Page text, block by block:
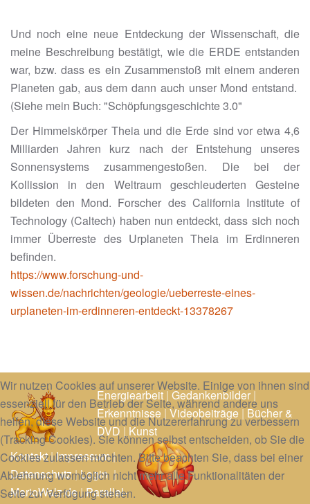
Und noch eine neue Entdeckung der Wissenschaft, die
meine Beschreibung bestätigt, wie die ERDE entstanden
war, bzw. dass es ein Zusammenstoß mit einem anderen
Planeten gab, aus dem dann auch unser Mond entstand.
(Siehe mein Buch: "Schöpfungsgeschichte 3.0"
Der Himmelskörper Theia und die Erde sind vor etwa 4,6
Milliarden Jahren kurz nach der Entstehung unseres
Sonnensystems zusammengestoßen. Die bei der
Kollission in den Weltraum geschleuderten Gesteine
bildeten den Mond. Forscher des California Institute of
Technology (Caltech) haben nun entdeckt, dass sich noch
immer Überreste des Urplaneten Theia im Erdinneren
befinden.
https://www.forschung-und-
wissen.de/nachrichten/geologie/ueberreste-eines-
urplaneten-im-erdinneren-entdeckt-13378267
Energiearbeit|Gedankenbilder|
Erkenntnisse|Videobeiträge|Bücher &
DVD|Kunst
Kontakt|Impressum|
Datenschutz|Login|
MarioWalz.de|Parallel-
Wir nutzen Cookies auf unserer Website. Einige von ihnen sind
essenziell für den Betrieb der Seite, während andere uns
helfen, diese Website und die Nutzererfahrung zu verbessern
(Tracking Cookies). Sie können selbst entscheiden, ob Sie die
Cookies zulassen möchten. Bitte beachten Sie, dass bei einer
Ablehnung womöglich nicht mehr alle Funktionalitäten der
Seite zur Verfügung stehen.